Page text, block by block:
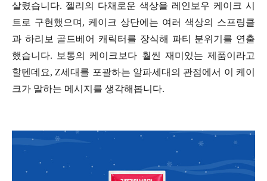
살렸습니다. 젤리의 다채로운 색상을 레인보우 케이크 시
트로 구현했으며, 케이크 상단에는 여러 색상의 스프링클
과 하리보 골드베어 캐릭터를 장식해 파티 분위기를 연출
했습니다. 보통의 케이크보다 훨씬 재미있는 제품이라고
할텐데요, Z세대를 포괄하는 알파세대의 관점에서 이 케이
크가 말하는 메시지를 생각해봅니다.